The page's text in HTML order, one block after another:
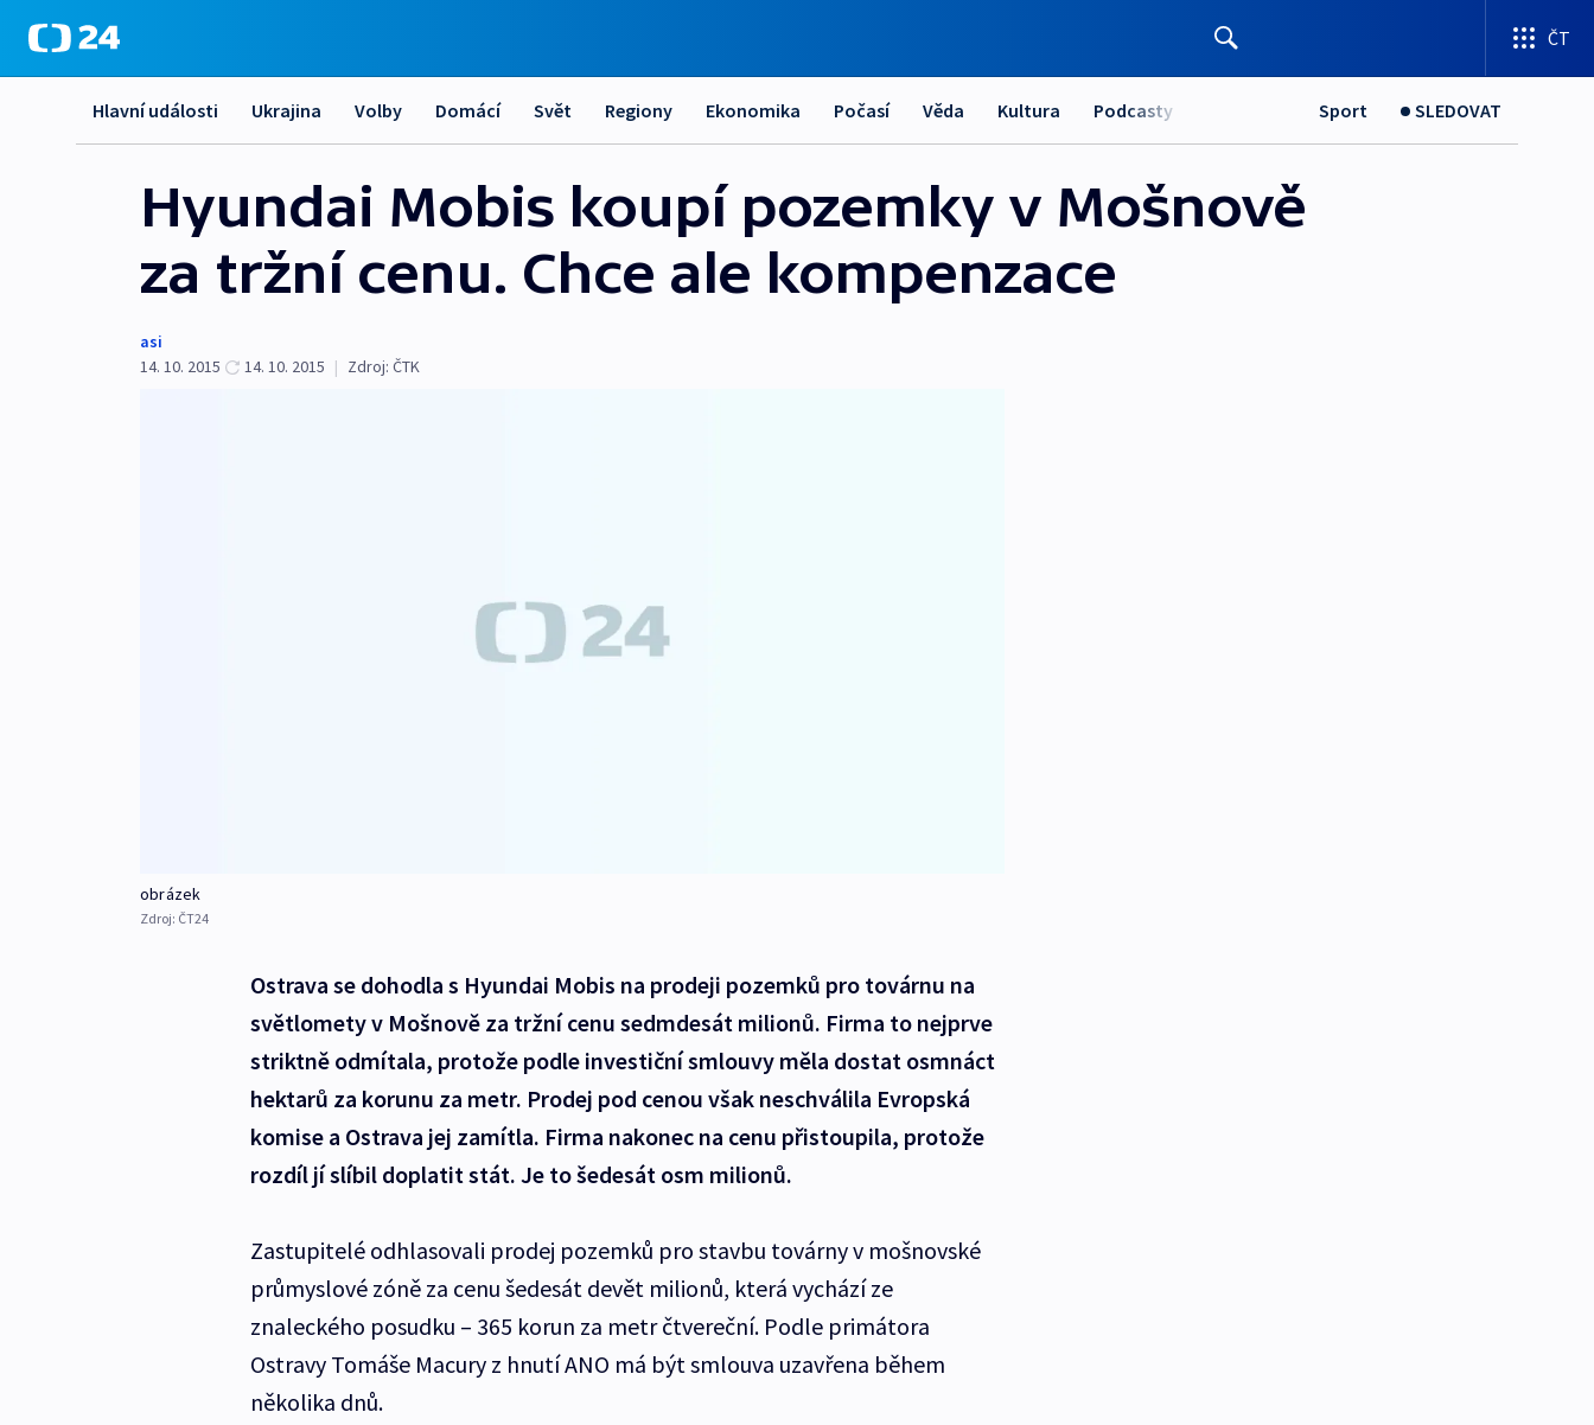
ČT
Hlavní události Ukrajina Volby Domácí Svět Regiony Ekonomika Počasí Věda Kultura Podcasty Sport SLEDOVAT
Hyundai Mobis koupí pozemky v Mošnově
za tržní cenu. Chce ale kompenzace
asi
14. 10. 2015
14. 10. 2015 | Zdroj: ČTK
obrázek
Zdroj: ČT24
Ostrava se dohodla s Hyundai Mobis na prodeji pozemků pro továrnu na
světlomety v Mošnově za tržní cenu sedmdesát milionů. Firma to nejprve
striktně odmítala, protože podle investiční smlouvy měla dostat osmnáct
hektarů za korunu za metr. Prodej pod cenou však neschválila Evropská
komise a Ostrava jej zamítla. Firma nakonec na cenu přistoupila, protože
rozdíl jí slíbil doplatit stát. Je to šedesát osm milionů.
Zastupitelé odhlasovali prodej pozemků pro stavbu továrny v mošnovské
průmyslové zóně za cenu šedesát devět milionů, která vychází ze
znaleckého posudku – 365 korun za metr čtvereční. Podle primátora
Ostravy Tomáše Macury z hnutí ANO má být smlouva uzavřena během
několika dnů.